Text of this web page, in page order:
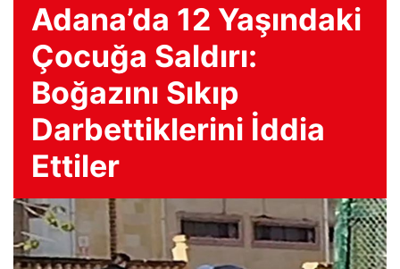
Adana’da 12 Yaşındaki
Çocuğa Saldırı:
Boğazını Sıkıp
Darbettiklerini İddia
Ettiler